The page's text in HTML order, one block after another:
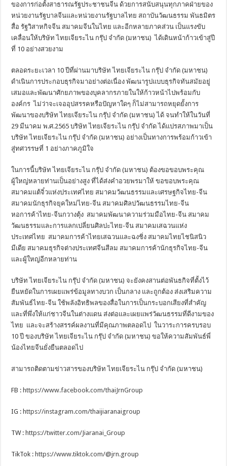
ของการก่อตั้งสาธารณรัฐประชาชนจีน ด้วยการสนับสนุนทุกภาคฝ่ายของ
หน่วยงานรัฐบาลจีนและหน่วยงานรัฐบาลไทย สถาบันวัฒนธรรม พันธมิตร
สื่อ รัฐวิสาหกิจจีน สมาคมจีนในไทย และอีกหลายภาคส่วน เป็นแรงขับ
เคลื่อนให้บริษัท ไทยเจียระไน กรุ๊ป จำกัด (มหาชน) ได้เดินหน้าก้าวเข้าสู่ปี
ที่ 10 อย่างสวยงาม
ตลอดระยะเวลา 10 ปีที่ผ่านมาบริษัท ไทยเจียระไน กรุ๊ป จำกัด (มหาชน)
ดำเนินการประกอบธุรกิจมาอย่างต่อเนื่อง พัฒนารูปแบบธุรกิจทันสมัยอยู่
เสมอและพัฒนาศักยภาพของบุคลากรภายในให้ก้าวหน้าไปพร้อมกับ
องค์กร ไม่ว่าจะเจออุปสรรคหรือปัญหาใดๆ ก็ไม่สามารถหยุดยั้งการ
พัฒนาของบริษัท ไทยเจียระไน กรุ๊ป จำกัด (มหาชน) ได้ จนทำให้ในวันที่
29 มีนาคม พ.ศ.2565 บริษัท ไทยเจียระไน กรุ๊ป จำกัด ได้แปรสภาพมาเป็น
บริษัท ไทยเจียระไน กรุ๊ป จำกัด (มหาชน) อย่างเป็นทางการพร้อมก้าวเข้า
สู่ทศวรรษที่ 1 อย่างภาคภูมิใจ
ในการนี้บริษัท ไทยเจียระไน กรุ๊ป จำกัด (มหาชน) ต้องขอขอบพระคุณ
ผู้ใหญ่หลายท่านเป็นอย่างสูง ที่ได้ส่งคำอวยพรมาให้ ขอขอบพระคุณ
สมาคมแต้จิ๋วแห่งประเทศไทย สมาคมวัฒนธรรมและเศรษฐกิจไทย-จีน
สมาคมนักธุรกิจยุคใหม่ไทย-จีน สมาคมศิลปวัฒนธรรมไทย-จีน
หอการค้าไทย-จีนกวางตุ้ง สมาคมพัฒนาความร่วมมือไทย-จีน สมาคม
วัฒนธรรมและการแลกเปลี่ยนศิลปะไทย-จีน สมาคมเสฉวนแห่ง
ประเทศไทย สมาคมการค้าไทยเสฉวนและฉงชิ่ง สมาคมไทยไชนิสนิว
มีเดีย สมาคมธุรกิจต่างประเทศจีนสีลม สมาคมการค้านักธุรกิจไทย-จีน
และผู้ใหญ่อีกหลายท่าน
บริษัท ไทยเจียระไน กรุ๊ป จำกัด (มหาชน) จะยังคงสานต่อพันธกิจที่ตั้งไว้
ยืนหยัดในการเผยแพร่ข้อมูลทางบวก เป็นกลาง และถูกต้อง ส่งเสริมความ
สัมพันธ์ไทย-จีน ใช้พลังอิทธิพลของสื่อในการเป็นกระบอกเสียงที่สำคัญ
และที่พึ่งให้แก่ชาวจีนในต่างแดน ส่งต่อและเผยแพร่วัฒนธรรมที่ดีงามของ
ไทย และจะสร้างสรรค์ผลงานที่มีคุณภาพตลอดไป ในวาระการครบรอบ
10 ปี ของบริษัท ไทยเจียระไน กรุ๊ป จำกัด (มหาชน) ขอให้ความสัมพันธ์พี่
น้องไทยจีนยั่งยืนตลอดไป
สามารถติดตามข่าวสารของบริษัท ไทยเจียระไน กรุ๊ป จำกัด (มหาชน)
FB : https://www.facebook.com/thaiJrnGroup
IG : https://instagram.com/thaijiaranaigroup
TW : https://twitter.com/Jiaranai_Group
TikTok : https://www.tiktok.com/@jrn.group